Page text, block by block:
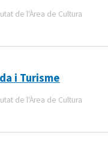
de l'Àrea de Cultura
i Turisme
de l'Àrea de Cultura